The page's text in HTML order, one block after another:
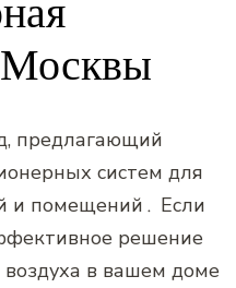
Москвы
предлагающий
систем для
и помещений․ Если
решение
в вашем доме